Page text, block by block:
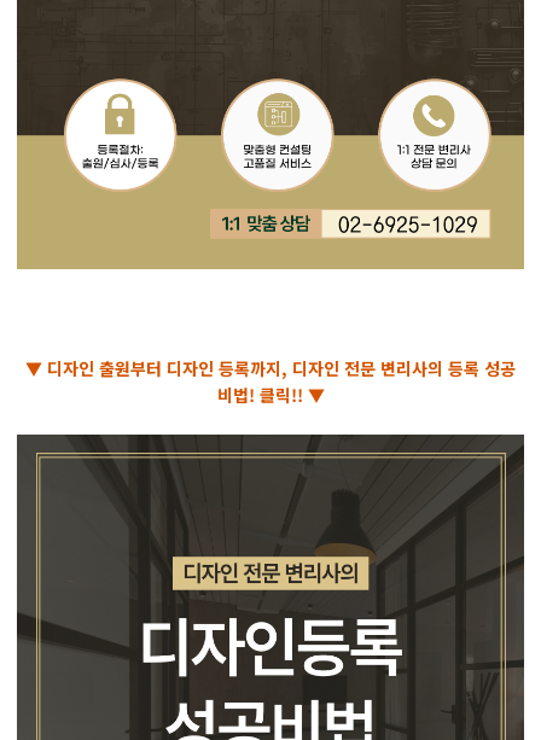
▼ 디자인 출원부터 디자인 등록까지, 디자인 전문 변리사의 등록 성공
비법! 클릭!! ▼